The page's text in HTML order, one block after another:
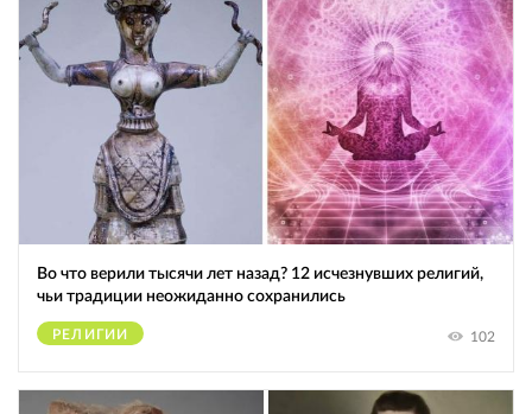
Во что верили тысячи лет назад? 12 исчезнувших религий,
чьи традиции неожиданно сохранились
РЕЛИГИИ 102